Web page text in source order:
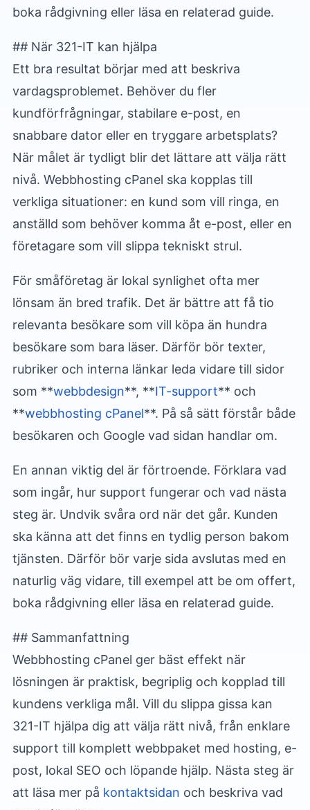
boka rådgivning eller läsa en relaterad guide.
## När 321-IT kan hjälpa
Ett bra resultat börjar med att beskriva
vardagsproblemet. Behöver du fler
kundförfrågningar, stabilare e-post, en
snabbare dator eller en tryggare arbetsplats?
När målet är tydligt blir det lättare att välja rätt
nivå. Webbhosting cPanel ska kopplas till
verkliga situationer: en kund som vill ringa, en
anställd som behöver komma åt e-post, eller en
företagare som vill slippa tekniskt strul.
För småföretag är lokal synlighet ofta mer
lönsam än bred trafik. Det är bättre att få tio
relevanta besökare som vill köpa än hundra
besökare som bara läser. Därför bör texter,
rubriker och interna länkar leda vidare till sidor
som **webbdesign**, **IT-support** och
**webbhosting cPanel**. På så sätt förstår både
besökaren och Google vad sidan handlar om.
En annan viktig del är förtroende. Förklara vad
som ingår, hur support fungerar och vad nästa
steg är. Undvik svåra ord när det går. Kunden
ska känna att det finns en tydlig person bakom
tjänsten. Därför bör varje sida avslutas med en
naturlig väg vidare, till exempel att be om offert,
boka rådgivning eller läsa en relaterad guide.
## Sammanfattning
Webbhosting cPanel ger bäst effekt när
lösningen är praktisk, begriplig och kopplad till
kundens verkliga mål. Vill du slippa gissa kan
321-IT hjälpa dig att välja rätt nivå, från enklare
support till komplett webbpaket med hosting, e-
post, lokal SEO och löpande hjälp. Nästa steg är
att läsa mer på kontaktsidan och beskriva vad